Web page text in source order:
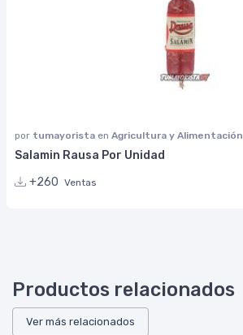
por tumayorista en Agricultura y Alimentación
Salamin Rausa Por Unidad
+260 Ventas
Productos relacionados
Ver más relacionados